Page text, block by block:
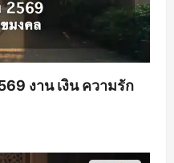
งาน เงิน ความรัก